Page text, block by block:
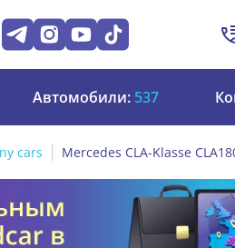
Автомобили: 537
cars Mercedes CLA-Klasse